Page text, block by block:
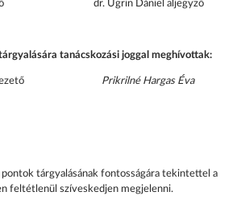
jegyző dr. Ugrin Dániel aljegyző
tanácskozási joggal meghívottak:
irodavezető Prikrilné Hargas Éva
pontok tárgyalásának fontosságára tekintettel a
feltétlenül szíveskedjen megjelenni.